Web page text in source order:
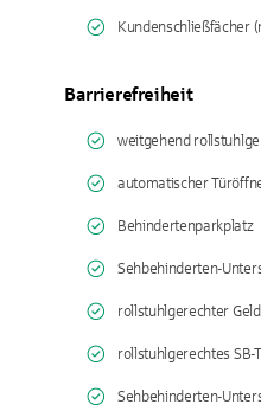
Kundenschließfächer
Barrierefreiheit
weitgehend
automatischer
Behindertenparkplatz
Sehbehinderten-
rollstuhlgerechter
rollstuhlgerechtes SB-
Sehbehinderten-